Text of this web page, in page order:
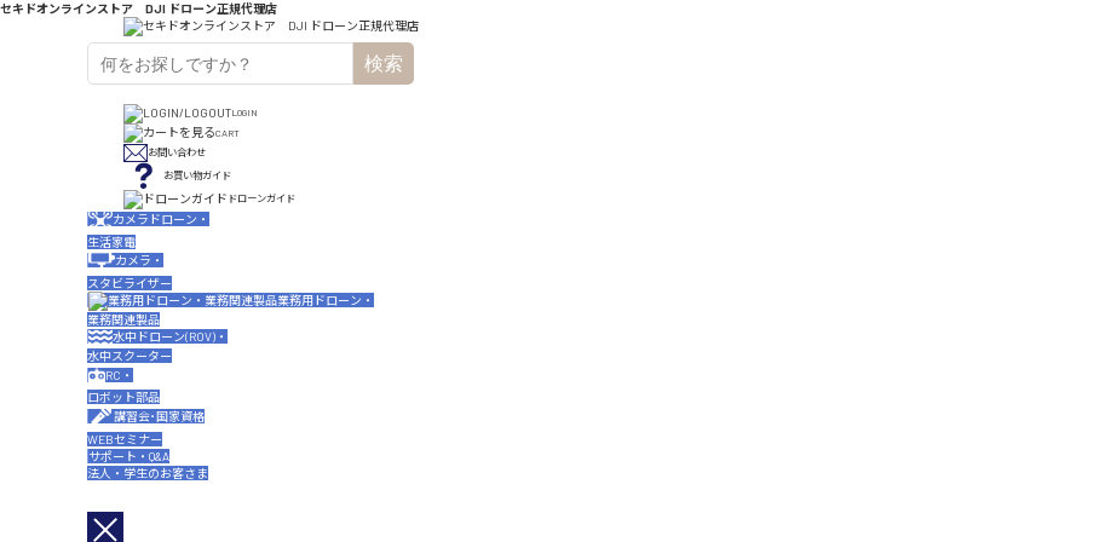
セキドオンラインストア DJI ドローン正規代理店
検索
LOGIN
CART
お問い合わせ
お買い物ガイド
ドローンガイド
カメラドローン・
生活家電
カメラ・
スタビライザー
業務用ドローン・
業務関連製品
水中ドローン(ROV)・
水中スクーター
RC・
ロボット部品
講習会･国家資格
WEBセミナー
サポート・Q&A
法人・学生のお客さま